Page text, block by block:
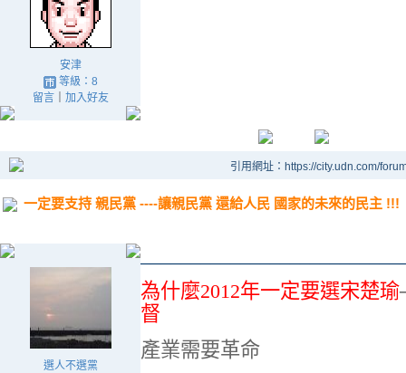
安津
等級：8
留言｜ 加入好友
引用網址：https://city.udn.com/
一定要支持 親民黨 ----讓親民黨 還給人民 國家的未來的民主 !!!
選人不選黨
為什麼2012年一定要選宋楚瑜
督
產業需要革命